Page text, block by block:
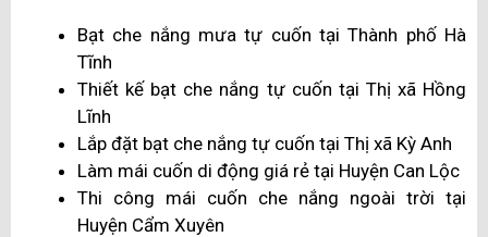
Bạt che nắng mưa tự cuốn tại Thành phố Hà
Tĩnh
Thiết kế bạt che nắng tự cuốn tại Thị xã Hồng
Lĩnh
Lắp đặt bạt che nắng tự cuốn tại Thị xã Kỳ Anh
Làm mái cuốn di động giá rẻ tại Huyện Can Lộc
Thi công mái cuốn che nắng ngoài trời tại
Huyện Cẩm Xuyên